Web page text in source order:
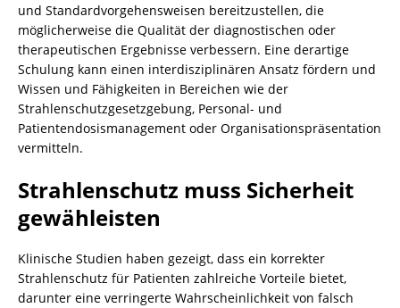
und Standardvorgehensweisen bereitzustellen, die
möglicherweise die Qualität der diagnostischen oder
therapeutischen Ergebnisse verbessern. Eine derartige
Schulung kann einen interdisziplinären Ansatz fördern und
Wissen und Fähigkeiten in Bereichen wie der
Strahlenschutzgesetzgebung, Personal- und
Patientendosismanagement oder Organisationspräsentation
vermitteln.
Strahlenschutz muss Sicherheit
gewähleisten
Klinische Studien haben gezeigt, dass ein korrekter
Strahlenschutz für Patienten zahlreiche Vorteile bietet,
darunter eine verringerte Wahrscheinlichkeit von falsch